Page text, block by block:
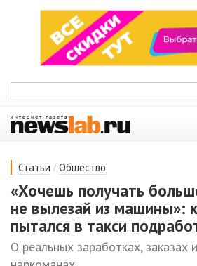
Статьи / Общество
«Хочешь получать
не вылезай из машины»:
пытался в такси
О реальных заработках, заказах